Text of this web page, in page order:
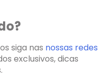
siga nas nossas redes
exclusivos, dicas